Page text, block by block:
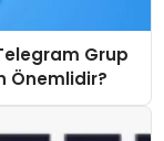
Grup
Önemlidir?